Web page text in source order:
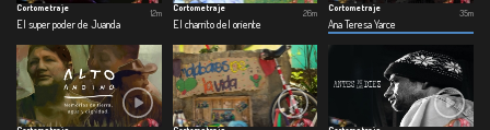
Cortometraje
El super poder de Juanda
12m
Cortometraje
El charrito del oriente
26m
Cortometraje
Ana Teresa Yarce
35m